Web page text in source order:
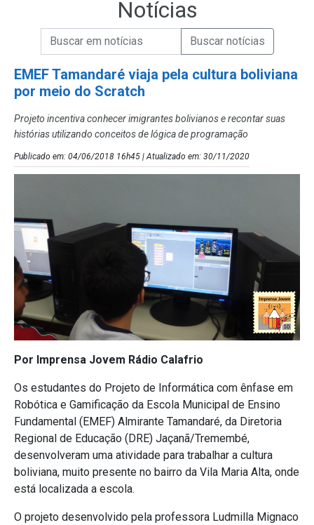
Notícias
Campo de Busca de Notícias
Campo de Busca de informaçõesEnviar a Busca de Notícias
EMEF Tamandaré viaja pela cultura boliviana
por meio do Scratch
Projeto incentiva conhecer imigrantes bolivianos e recontar suas
histórias utilizando conceitos de lógica de programação
Publicado em: 04/06/2018 16h45 | Atualizado em: 30/11/2020
Por Imprensa Jovem Rádio Calafrio
Os estudantes do Projeto de Informática com ênfase em
Robótica e Gamificação da Escola Municipal de Ensino
Fundamental (EMEF) Almirante Tamandaré, da Diretoria
Regional de Educação (DRE) Jaçanã/Tremembé,
desenvolveram uma atividade para trabalhar a cultura
boliviana, muito presente no bairro da Vila Maria Alta, onde
está localizada a escola.
O projeto desenvolvido pela professora Ludmilla Mignaco